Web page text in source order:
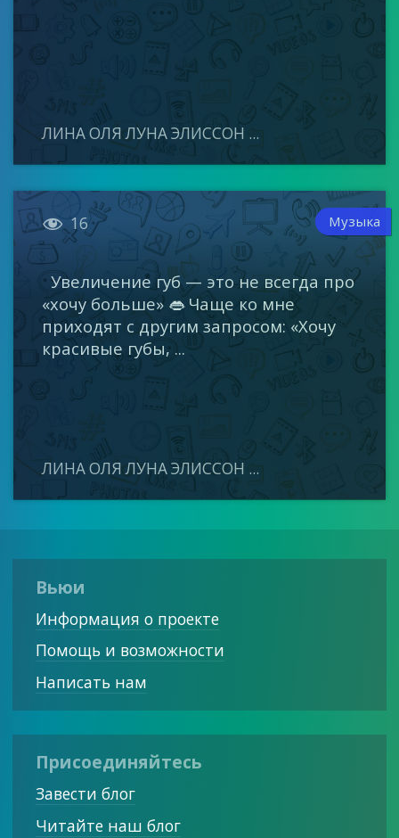
ЛИНА ОЛЯ ЛУНА ЭЛИССОН ...
 16 Музыка
Увеличение губ — это не всегда про
«хочу больше» 👄 Чаще ко мне
приходят с другим запросом: «Хочу
красивые губы, ...
ЛИНА ОЛЯ ЛУНА ЭЛИССОН ...
Вьюи
Информация о проекте
Помощь и возможности
Написать нам
Присоединяйтесь
Завести блог
Читайте наш блог